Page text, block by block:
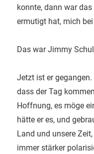
konnte, dann war
ermutigt hat, mich
Das war Jimmy
Jetzt ist er
dass der Tag
Hoffnung, es möge
hätte er es, und
Land und unsere
immer stärker